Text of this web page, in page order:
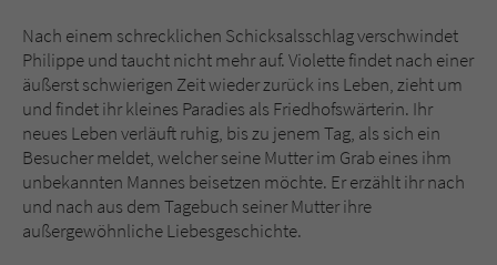
Nach einem schrecklichen Schicksalsschlag verschwindet
Philippe und taucht nicht mehr auf. Violette findet nach einer
äußerst schwierigen Zeit wieder zurück ins Leben, zieht um
und findet ihr kleines Paradies als Friedhofswärterin. Ihr
neues Leben verläuft ruhig, bis zu jenem Tag, als sich ein
Besucher meldet, welcher seine Mutter im Grab eines ihm
unbekannten Mannes beisetzen möchte. Er erzählt ihr nach
und nach aus dem Tagebuch seiner Mutter ihre
außergewöhnliche Liebesgeschichte.